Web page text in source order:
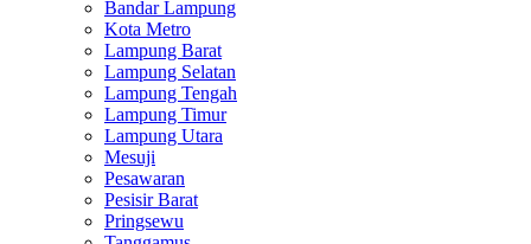
Bandar Lampung
Kota Metro
Lampung Barat
Lampung Selatan
Lampung Tengah
Lampung Timur
Lampung Utara
Mesuji
Pesawaran
Pesisir Barat
Pringsewu